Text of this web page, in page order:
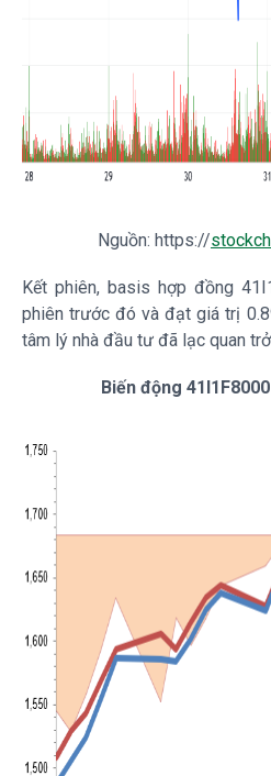
Nguồn: https://
Kết phiên, basis hợp đồng
phiên trước đó và đạt giá trị
tâm lý nhà đầu tư đã lạc quan
Biến động